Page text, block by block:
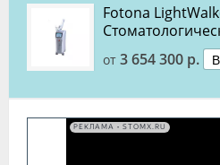
Fotona
от 3 654 300 р.
РЕКЛАМА • STOMX.RU